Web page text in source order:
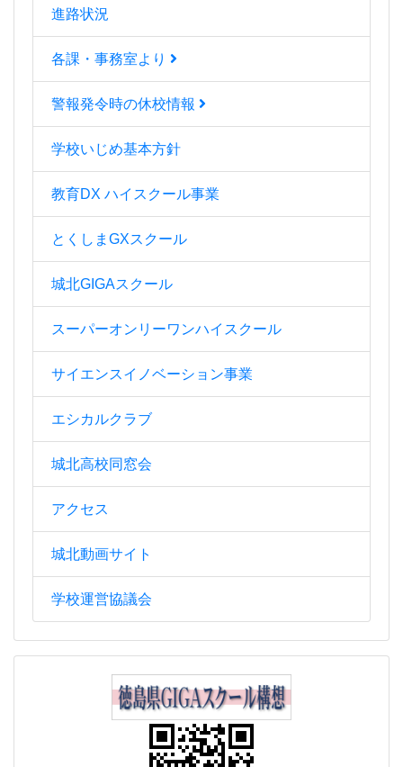
進路状況
各課・事務室より
警報発令時の休校情報
学校いじめ基本方針
教育DX ハイスクール事業
とくしまGXスクール
城北GIGAスクール
スーパーオンリーワンハイスクール
サイエンスイノベーション事業
エシカルクラブ
城北高校同窓会
アクセス
城北動画サイト
学校運営協議会